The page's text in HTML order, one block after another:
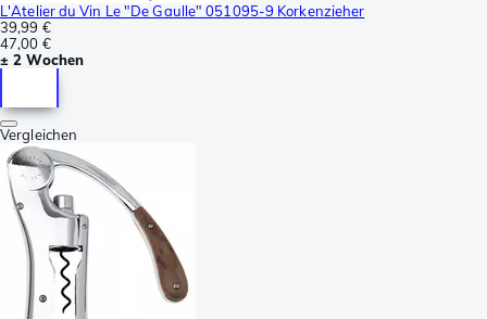
L'Atelier du Vin Le "De Gaulle" 051095-9 Korkenzieher
39,99 €
47,00 €
± 2 Wochen
Vergleichen